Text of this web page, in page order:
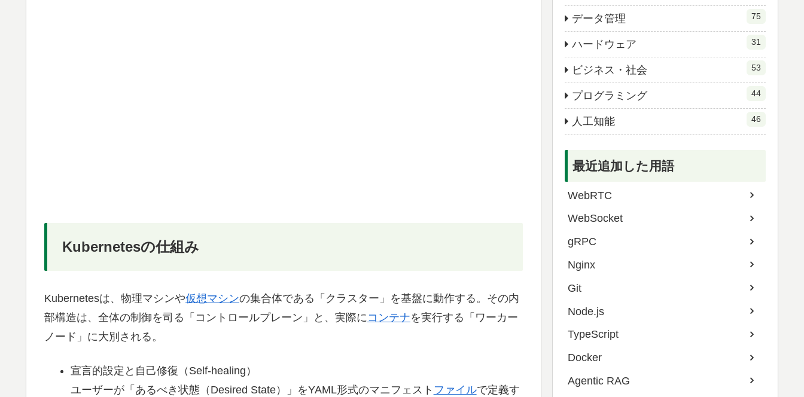
Kubernetesの仕組み
Kubernetesは、物理マシンや仮想マシンの集合体である「クラスター」を基盤に動作する。その内
部構造は、全体の制御を司る「コントロールプレーン」と、実際にコンテナを実行する「ワーカー
ノード」に大別される。
宣言的設定と自己修復（Self-healing）
ユーザーが「あるべき状態（Desired State）」をYAML形式のマニフェスト ファイルで定義す
データ管理 75
ハードウェア 31
ビジネス・社会 53
プログラミング 44
人工知能 46
最近追加した用語
WebRTC
WebSocket
gRPC
Nginx
Git
Node.js
TypeScript
Docker
Agentic RAG